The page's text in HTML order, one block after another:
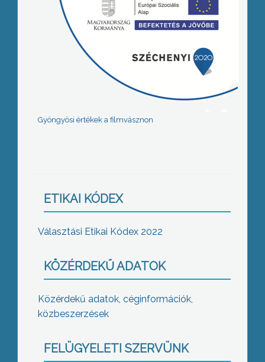
Gyöngyösi értékek a filmvásznon
ETIKAI KÓDEX
Választási Etikai Kódex 2022
KÖZÉRDEKŰ ADATOK
Közérdekű adatok, céginformációk,
közbeszerzések
FELÜGYELETI SZERVÜNK